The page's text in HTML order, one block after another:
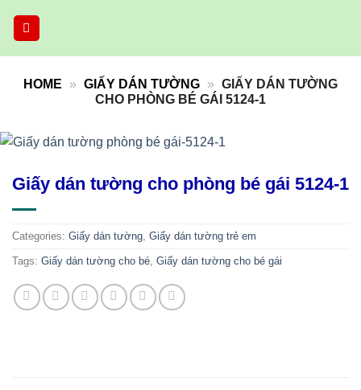
HOME » GIẤY DÁN TƯỜNG » GIẤY DÁN TƯỜNG
CHO PHÒNG BÉ GÁI 5124-1
Giấy dán tường cho phòng bé gái 5124-1
Categories: Giấy dán tường, Giấy dán tường trẻ em
Tags: Giấy dán tường cho bé, Giấy dán tường cho bé gái